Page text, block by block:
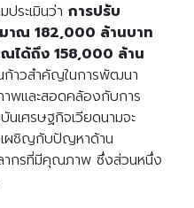
ระเมินว่า การปรับ
มาณ 182,000 ล้านบาท
ได้ถึง 158,000 ล้าน
ก้าวสำคัญในการพัฒนา
าพและสอดคล้องกับการ
เศรษฐกิจเวียดนามจะ
ผชิญกับปัญหาด้าน
ากรที่มีคุณภาพ ซึ่งส่วนหนึ่ง